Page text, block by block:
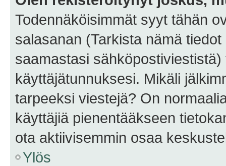
Todennäköisimmät syyt tähän
salasanan (Tarkista nämä
saamastasi
käyttäjätunnuksesi. Mikäli
tarpeeksi viestejä? On
käyttäjiä pienentääkseen
ota aktiivisemmin osaa
Ylös